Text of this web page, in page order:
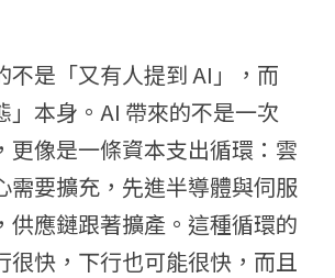
不是「又有人提到 AI」，而
」本身。AI 帶來的不是一次
更像是一條資本支出循環：雲
需要擴充，先進半導體與伺服
供應鏈跟著擴產。這種循環的
很快，下行也可能很快，而且